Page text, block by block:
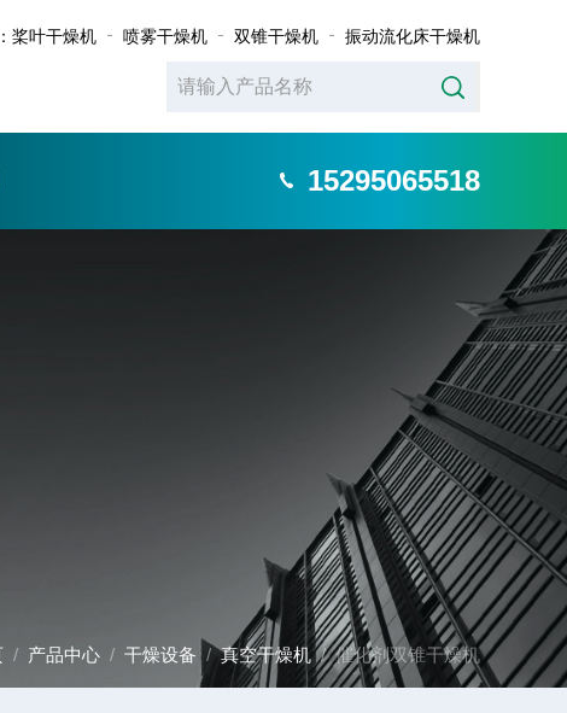
桨叶干燥机 喷雾干燥机 双锥干燥机 振动流化床干燥机
15295065518
/ 产品中心 / 干燥设备 /真空干燥机/ 催化剂双锥干燥机